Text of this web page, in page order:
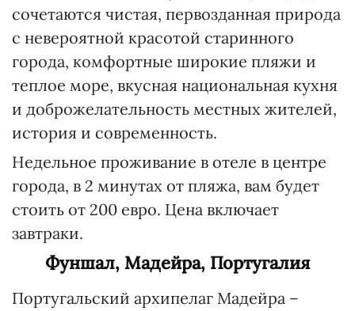
сочетаются чистая, первозданная природа
с невероятной красотой старинного
города, комфортные широкие пляжи и
теплое море, вкусная национальная кухня
и доброжелательность местных жителей,
история и современность.
Недельное проживание в отеле в центре
города, в 2 минутах от пляжа, вам будет
стоить от 200 евро. Цена включает
завтраки.
Фуншал, Мадейра, Португалия
Португальский архипелаг Мадейра –